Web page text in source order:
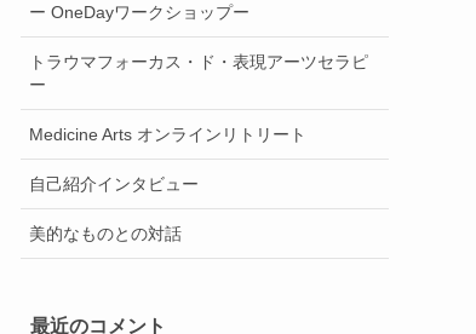
ー OneDayワークショップー
トラウマフォーカス・ド・表現アーツセラピ
ー
Medicine Arts オンラインリトリート
自己紹介インタビュー
美的なものとの対話
最近のコメント